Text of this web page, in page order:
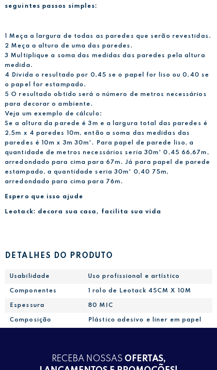
seguintes passos simples:
1 Meça a largura de todas as paredes que serão revestidas.
2 Meça a altura de uma das paredes.
3 Multiplique a soma das medidas das paredes pela altura
medida.
4 Divida o resultado por 0,45 se o papel for liso ou 0,40 se
o papel for estampado.
5 O resultado obtido será o número de metros necessários
para decorar o ambiente.
Veja um exemplo de cálculo:
Se a altura da parede é 3m e a largura total das paredes é
2,5m x 4 paredes 10m, então a soma das medidas das
paredes é 10m x 3m 30m². Para papel de parede liso, a
quantidade de metros necessários seria 30m² 0,45 66,67m,
arredondado para cima para 67m. Já para papel de parede
estampado, a quantidade seria 30m² 0,40 75m,
arredondado para cima para 76m.
Espero que isso ajude
Leotack: decora sua casa, facilita sua vida
DETALHES DO PRODUTO
Usabilidade Uso profissional e artístico
Componentes 1 rolo de Leotack 45CM X 10M
Espessura 80 MIC
Composição Plástico adesivo e liner em papel
RECEBA NOSSAS OFERTAS,